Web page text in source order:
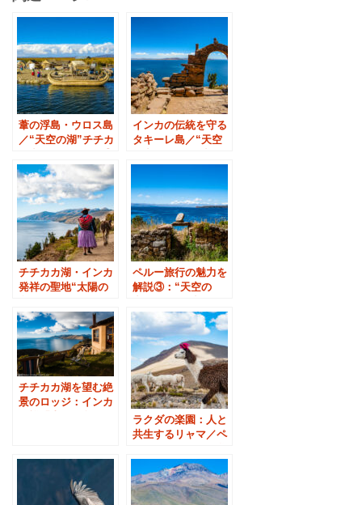
葦の浮島・ウロス島
／“天空の湖”チチカ
インカの伝統を守る
タキーレ島／“天空
チチカカ湖・インカ
発祥の聖地“太陽の
ペルー旅行の魅力を
解説③：“天空の
チチカカ湖を望む絶
景のロッジ：インカ
ラクダの楽園：人と
共生するリャマ／ペ